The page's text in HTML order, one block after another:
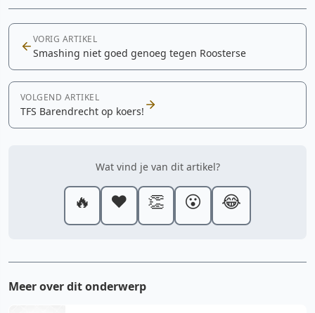
VORIG ARTIKEL
Smashing niet goed genoeg tegen Roosterse
VOLGEND ARTIKEL
TFS Barendrecht op koers!
Wat vind je van dit artikel?
🔥 ❤️ 👏 😮 😂
Meer over dit onderwerp